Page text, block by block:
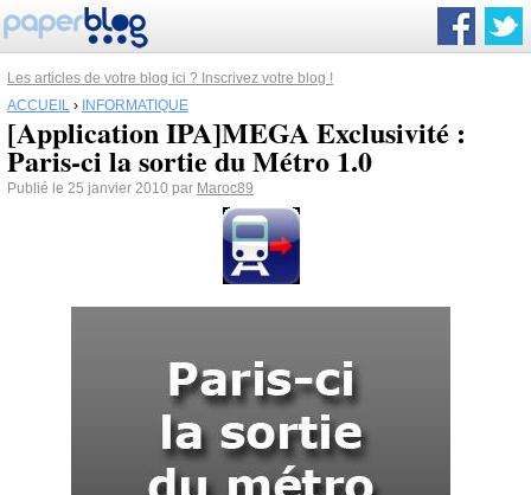
Les articles de votre blog ici ? Inscrivez votre blog !
ACCUEIL › INFORMATIQUE
[Application IPA]MEGA Exclusivité :
Paris-ci la sortie du Métro 1.0
Publié le 25 janvier 2010 par Maroc89